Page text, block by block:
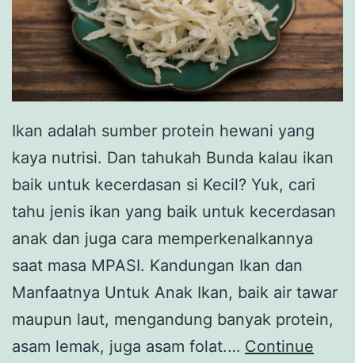
Ikan adalah sumber protein hewani yang
kaya nutrisi. Dan tahukah Bunda kalau ikan
baik untuk kecerdasan si Kecil? Yuk, cari
tahu jenis ikan yang baik untuk kecerdasan
anak dan juga cara memperkenalkannya
saat masa MPASI. Kandungan Ikan dan
Manfaatnya Untuk Anak Ikan, baik air tawar
maupun laut, mengandung banyak protein,
asam lemak, juga asam folat.… Continue